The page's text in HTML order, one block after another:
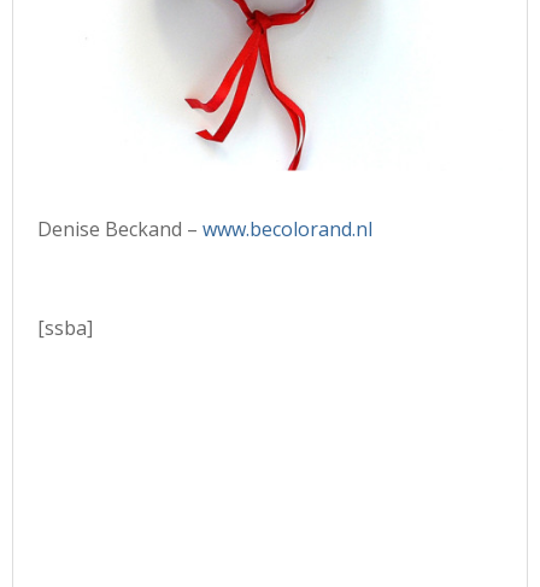
Denise Beckand – www.becolorand.nl
[ssba]